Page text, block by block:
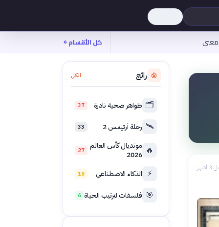
معنى كل الأقسام
أشهر
رائج الكل
🗂️ ظواهر صحية نادرة 37
🛰️ رحلة أرتيمس 2 33
🔥 مونديال كأس العالم
2026
27
⚡ الذكاء الاصطناعي 18
🎯 فلسفات لترتيب الحياة 6